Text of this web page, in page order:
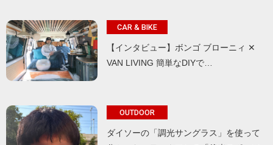
CAR & BIKE
【インタビュー】ボンゴ ブローニィ ✕
VAN LIVING 簡単なDIYで…
OUTDOOR
ダイソーの「調光サングラス」を使って